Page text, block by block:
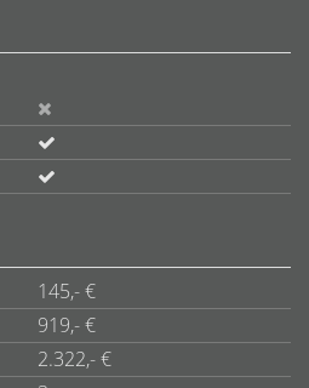
145,- €
919,- €
2.322,- €